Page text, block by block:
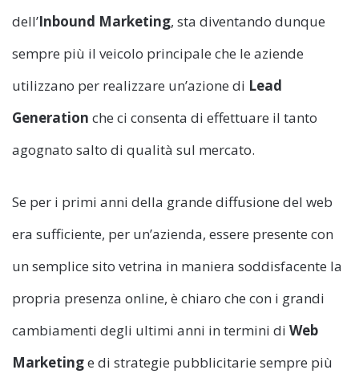
dell’Inbound Marketing, sta diventando dunque
sempre più il veicolo principale che le aziende
utilizzano per realizzare un’azione di Lead
Generation che ci consenta di effettuare il tanto
agognato salto di qualità sul mercato.
Se per i primi anni della grande diffusione del web
era sufficiente, per un’azienda, essere presente con
un semplice sito vetrina in maniera soddisfacente la
propria presenza online, è chiaro che con i grandi
cambiamenti degli ultimi anni in termini di Web
Marketinge di strategie pubblicitarie sempre più